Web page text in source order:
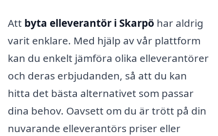
Att byta elleverantör i Skarpö har aldrig
varit enklare. Med hjälp av vår plattform
kan du enkelt jämföra olika elleverantörer
och deras erbjudanden, så att du kan
hitta det bästa alternativet som passar
dina behov. Oavsett om du är trött på din
nuvarande elleverantörs priser eller